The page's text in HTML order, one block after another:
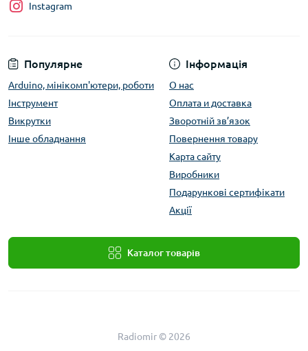
Популярне
Arduino, мінікомп'ютери, роботи
Інструмент
Викрутки
Інше обладнання
Інформація
О нас
Оплата и доставка
Зворотній зв’язок
Повернення товару
Карта сайту
Виробники
Подарункові сертифікати
Акції
Каталог товарів
Instagram
Radiomir © 2026